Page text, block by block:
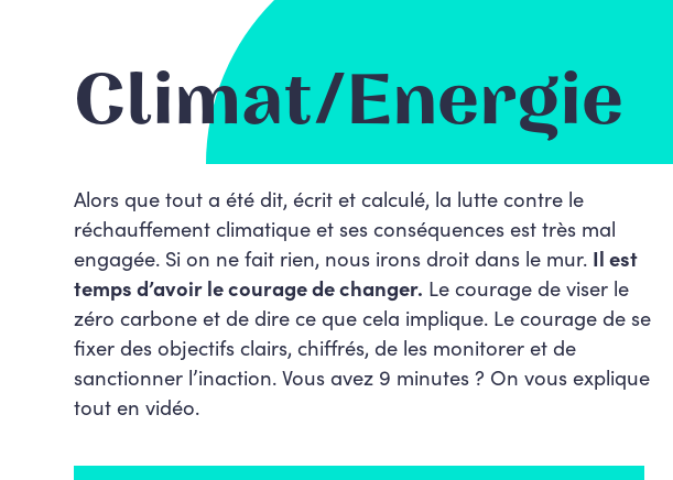
Climat/Energie
Alors que tout a été dit, écrit et calculé, la lutte contre le
réchauffement climatique et ses conséquences est très mal
engagée. Si on ne fait rien, nous irons droit dans le mur. Il est
temps d’avoir le courage de changer. Le courage de viser le
zéro carbone et de dire ce que cela implique. Le courage de se
fixer des objectifs clairs, chiffrés, de les monitorer et de
sanctionner l’inaction. Vous avez 9 minutes ? On vous explique
tout en vidéo.